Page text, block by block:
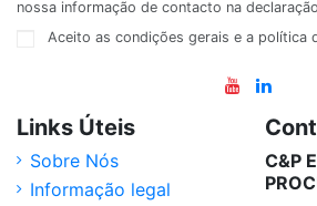
nossa informação de contacto na
Aceito as condições gerais e a política
Links Úteis
Sobre Nós
Informação legal
C&P